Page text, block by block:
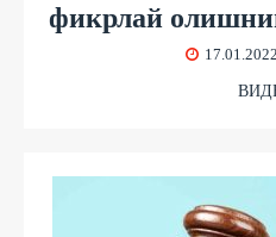
фикрлай
17.01.2022